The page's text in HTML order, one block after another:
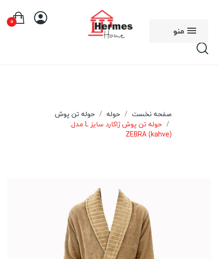
منو
0
صفحه نخست حوله
حوله تن پوش
حوله تن پوش ژاکارد سایز L مدل:
(ZEBRA (kahve